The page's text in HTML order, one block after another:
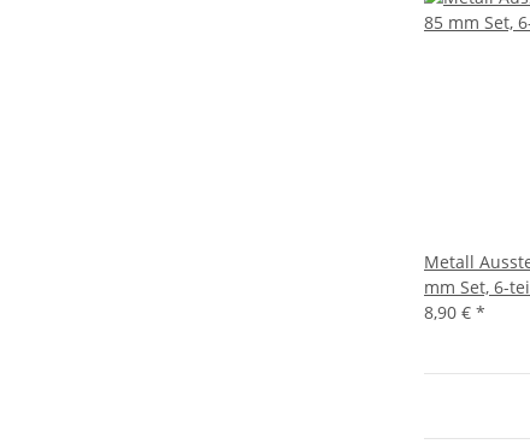
Metall
mm Set, 6-
8,90 € *